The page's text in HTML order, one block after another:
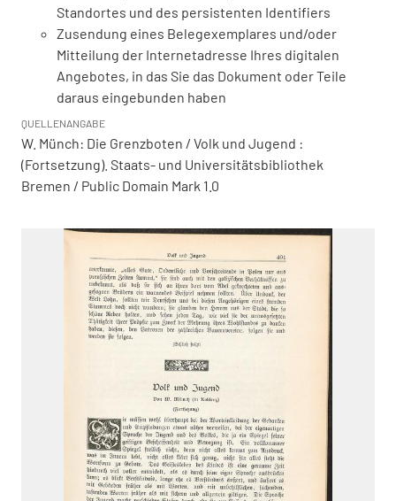
Standortes und des persistenten Identifiers
Zusendung eines Belegexemplares und/oder
Mitteilung der Internetadresse Ihres digitalen
Angebotes, in das Sie das Dokument oder Teile
daraus eingebunden haben
QUELLENANGABE
W. Münch: Die Grenzboten / Volk und Jugend :
(Fortsetzung). Staats- und Universitätsbibliothek
Bremen / Public Domain Mark 1.0